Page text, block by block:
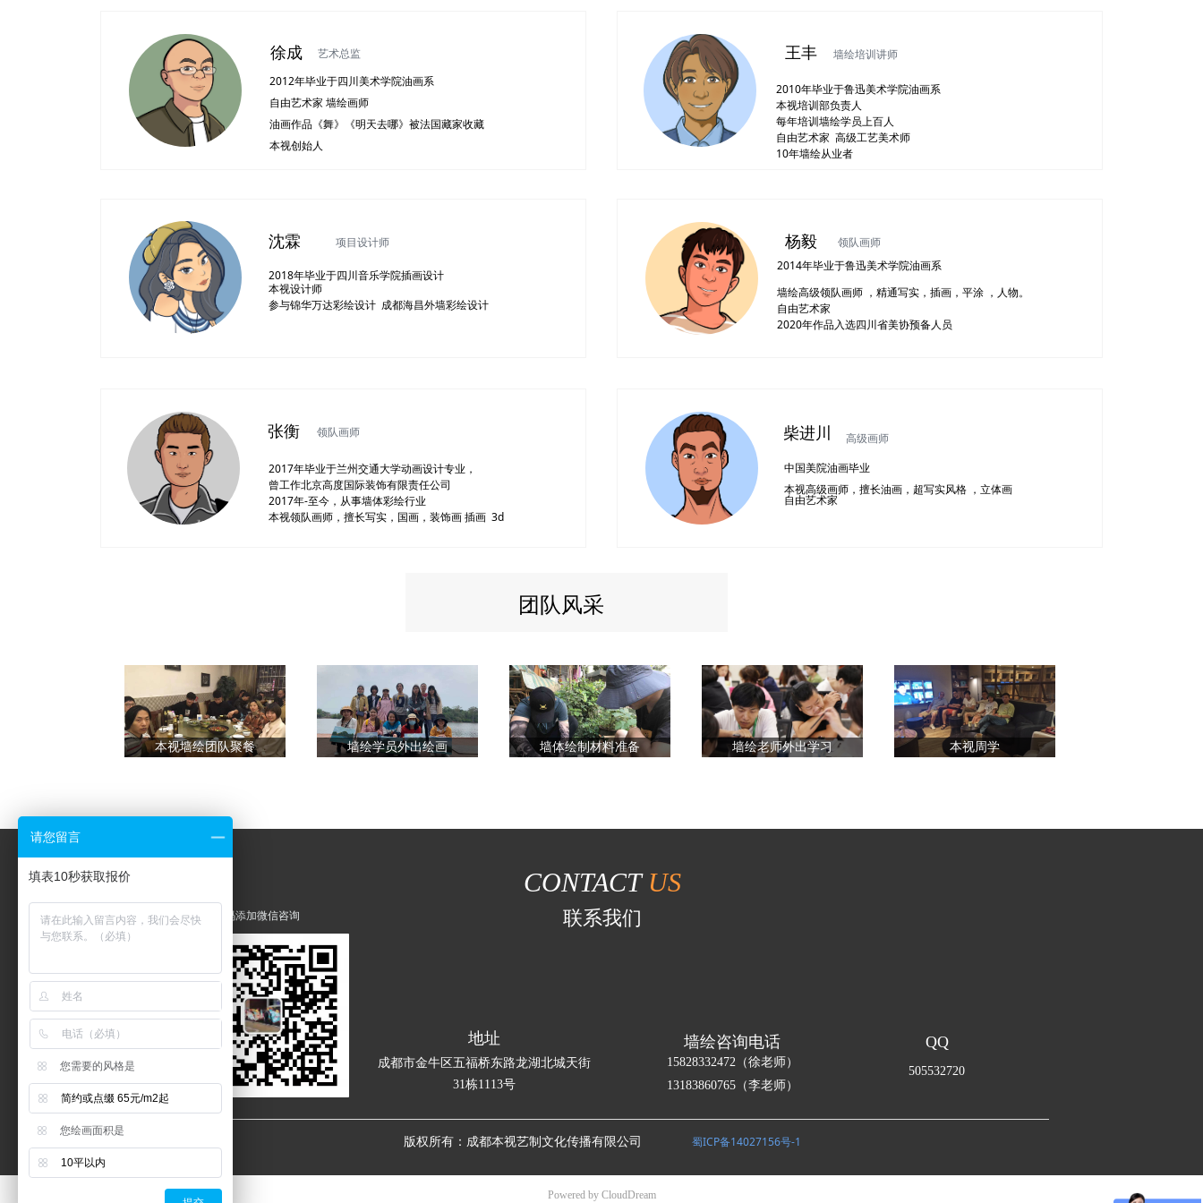
团队风采
本视墙绘团队聚餐 墙绘学员外出绘画 墙体绘制材料准备 墙绘老师外出学习 本视周学
徐成 艺术总监
2012年毕业于四川美术学院油画系
自由艺术家 墙绘画师
油画作品《舞》《明天去哪》被法国藏家收藏
本视创始人
王丰 墙绘培训讲师
2010年毕业于鲁迅美术学院油画系
本视培训部负责人
每年培训墙绘学员上百人
自由艺术家 高级工艺美术师
10年墙绘从业者
沈霖 项目设计师
2018年毕业于四川音乐学院插画设计
本视设计师
参与锦华万达彩绘设计 成都海昌外墙彩绘设计
杨毅 领队画师
2014年毕业于鲁迅美术学院油画系
墙绘高级领队画师 ，精通写实，插画，平涂 ，人物。
自由艺术家
2020年作品入选四川省美协预备人员
张衡 领队画师
2017年毕业于兰州交通大学动画设计专业，
曾工作北京高度国际装饰有限责任公司
2017年-至今，从事墙体彩绘行业
本视领队画师，擅长写实，国画，装饰画 插画 3d
柴进川 高级画师
中国美院油画毕业
本视高级画师，擅长油画，超写实风格 ，立体画
自由艺术家
CONTACT US
联系我们
地址
成都市金牛区五福桥东路龙湖北城天街
31栋1113号
墙绘咨询电话
15828332472（徐老师）
13183860765（李老师）
QQ
505532720
版权所有：成都本视艺制文化传播有限公司 蜀ICP备14027156号-1
扫码添加微信咨询
Powered by CloudDream
请您留言
填表10秒获取报价
您需要的风格是
简约或点缀 65元/m2起
您绘画面积是
10平以内